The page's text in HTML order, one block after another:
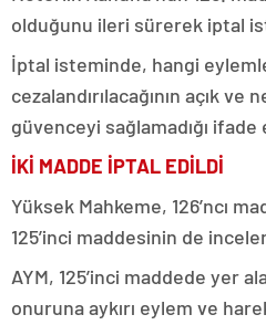
olduğunu ileri sürerek iptal
İptal isteminde, hangi
cezalandırılacağının açık
güvenceyi sağlamadığı ifade
İKİ MADDE İPTAL EDİLDİ
Yüksek Mahkeme, 126’ncı
125’inci maddesinin de
AYM, 125’inci maddede yer
onuruna aykırı eylem ve